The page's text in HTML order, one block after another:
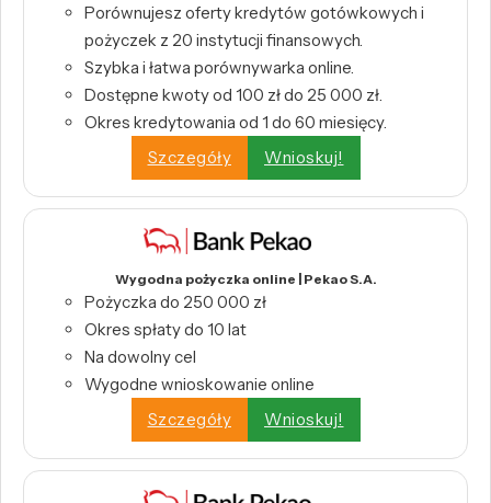
Porównujesz oferty kredytów gotówkowych i
pożyczek z 20 instytucji finansowych.
Szybka i łatwa porównywarka online.
Dostępne kwoty od 100 zł do 25 000 zł.
Okres kredytowania od 1 do 60 miesięcy.
Szczegóły
Wnioskuj!
Wygodna pożyczka online | Pekao S.A.
Pożyczka do 250 000 zł
Okres spłaty do 10 lat
Na dowolny cel
Wygodne wnioskowanie online
Szczegóły
Wnioskuj!